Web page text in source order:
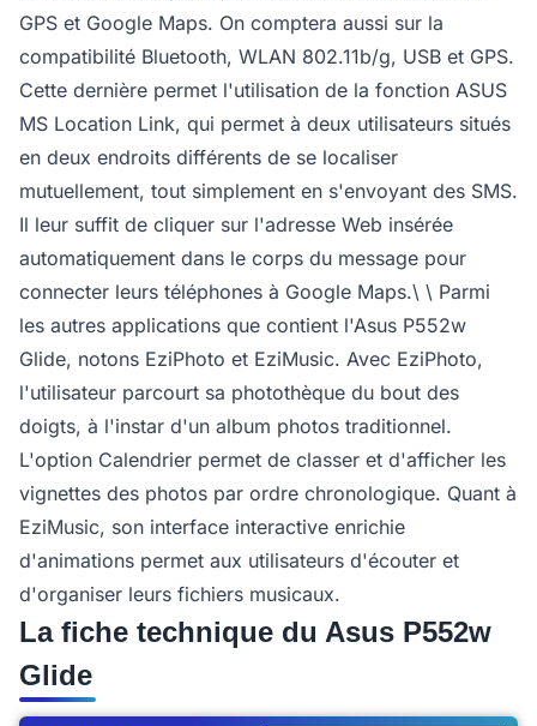
GPS et Google Maps. On comptera aussi sur la
compatibilité Bluetooth, WLAN 802.11b/g, USB et GPS.
Cette dernière permet l'utilisation de la fonction ASUS
MS Location Link, qui permet à deux utilisateurs situés
en deux endroits différents de se localiser
mutuellement, tout simplement en s'envoyant des SMS.
Il leur suffit de cliquer sur l'adresse Web insérée
automatiquement dans le corps du message pour
connecter leurs téléphones à Google Maps.\ \ Parmi
les autres applications que contient l'Asus P552w
Glide, notons EziPhoto et EziMusic. Avec EziPhoto,
l'utilisateur parcourt sa photothèque du bout des
doigts, à l'instar d'un album photos traditionnel.
L'option Calendrier permet de classer et d'afficher les
vignettes des photos par ordre chronologique. Quant à
EziMusic, son interface interactive enrichie
d'animations permet aux utilisateurs d'écouter et
d'organiser leurs fichiers musicaux.
La fiche technique du Asus P552w
Glide